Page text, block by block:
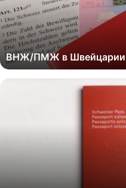
ВНЖ/ПМЖ в Швейцарии